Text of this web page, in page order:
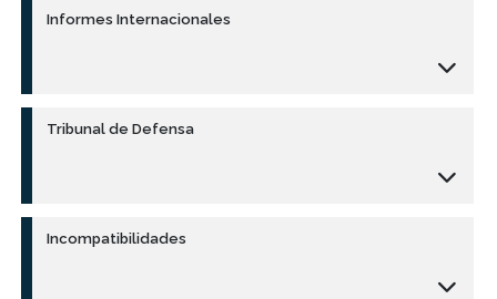
Informes Internacionales
Tribunal de Defensa
Incompatibilidades